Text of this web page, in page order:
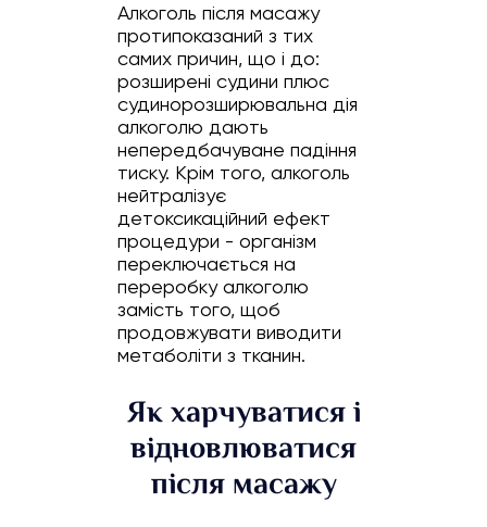
Алкоголь після масажу
протипоказаний з тих
самих причин, що і до:
розширені судини плюс
судинорозширювальна дія
алкоголю дають
непередбачуване падіння
тиску. Крім того, алкоголь
нейтралізує
детоксикаційний ефект
процедури - організм
переключається на
переробку алкоголю
замість того, щоб
продовжувати виводити
метаболіти з тканин.
Як харчуватися і
відновлюватися
після масажу